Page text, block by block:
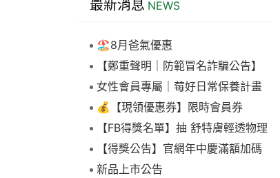
最新消息 NEWS
🏖️8月爸氣優惠
【鄭重聲明｜防範冒名詐騙公告】
女性會員專屬｜莓好日常保養計畫
💰【現領優惠券】限時會員券
【FB得獎名單】抽 舒特膚輕透物理
低敏防曬霜乙名(8/4報到截止)
【得獎公告】官網年中慶滿額加碼
抽FIKA蒸煮料理組2名(7/31截止)
新品上市公告